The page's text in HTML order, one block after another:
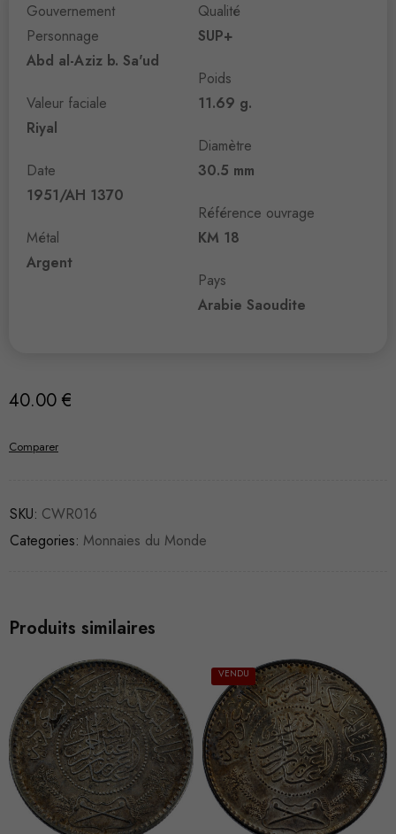
Gouvernement
Personnage
Abd al-Aziz b. Sa'ud
Valeur faciale
Riyal
Date
1951/AH 1370
Métal
Argent
Qualité
SUP+
Poids
11.69 g.
Diamètre
30.5 mm
Référence ouvrage
KM 18
Pays
Arabie Saoudite
40.00 €
Comparer
SKU: CWR016
Categories: Monnaies du Monde
Produits similaires
VENDU VENDU